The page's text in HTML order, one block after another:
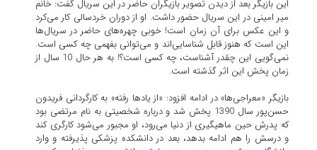
این بازیگر بعد از دیدن تصویر بازیگران حاضر در این سریال گفت: خانم
میر امینی در این سریال حضور داشت. او از دوران خردسالی کار می‌کرد
و این عکس برای آن زمان است! خوبی چهره‌های حاضر در سریال‌ها
این است که هنوز قابل شناسایی‌اند و می‌توانی بفهمی چه کسی است.
نمی‌گویی این چقدر آشناست، چه کسی است؟! به هر حال 10 سال از
زمان پخش این اثر گذشته است.
بازیگر «معراجی‌ها» در ادامه افزود: «از یادها رفته» به کارگردانی فریدون
حسن‌پور سال 1390 پخش شد و درباره شخصیتی به نام مرتضی بود
که پدرش حین ماهیگیری از دنیا می‌رود، او مجبور می‌شود کارگری کند
و درسش را هم ادامه بدهد، بعد در دانشکده پزشکی پذیرفته و وارد